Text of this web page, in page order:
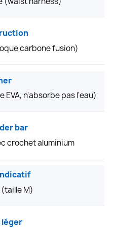
carbone fusion)
EVA, n'absorbe pas l'eau)
bar
crochet aluminium
M)
léger